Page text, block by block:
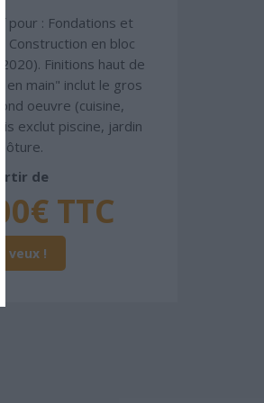
pour : Fondations et
Construction en bloc
Finitions haut de
en main" inclut le gros
oeuvre (cuisine,
exclut piscine, jardin
de
TTC
veux !